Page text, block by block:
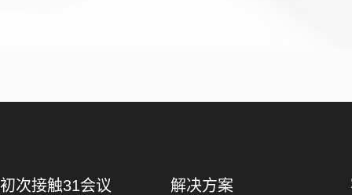
初次接触31会议 解决方案